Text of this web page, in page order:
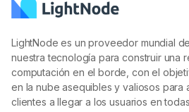
LightNode es un proveedor mundial
nuestra tecnología para construir una
computación en el borde, con el
en la nube asequibles y valiosos para
clientes a llegar a los usuarios en